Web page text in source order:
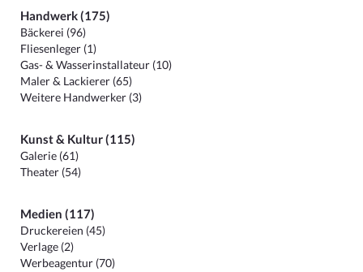
Handwerk (175)
Bäckerei (96)
Fliesenleger (1)
Gas- & Wasserinstallateur (10)
Maler & Lackierer (65)
Weitere Handwerker (3)
Kunst & Kultur (115)
Galerie (61)
Theater (54)
Medien (117)
Druckereien (45)
Verlage (2)
Werbeagentur (70)